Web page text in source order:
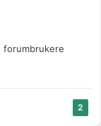
forumbrukere
2